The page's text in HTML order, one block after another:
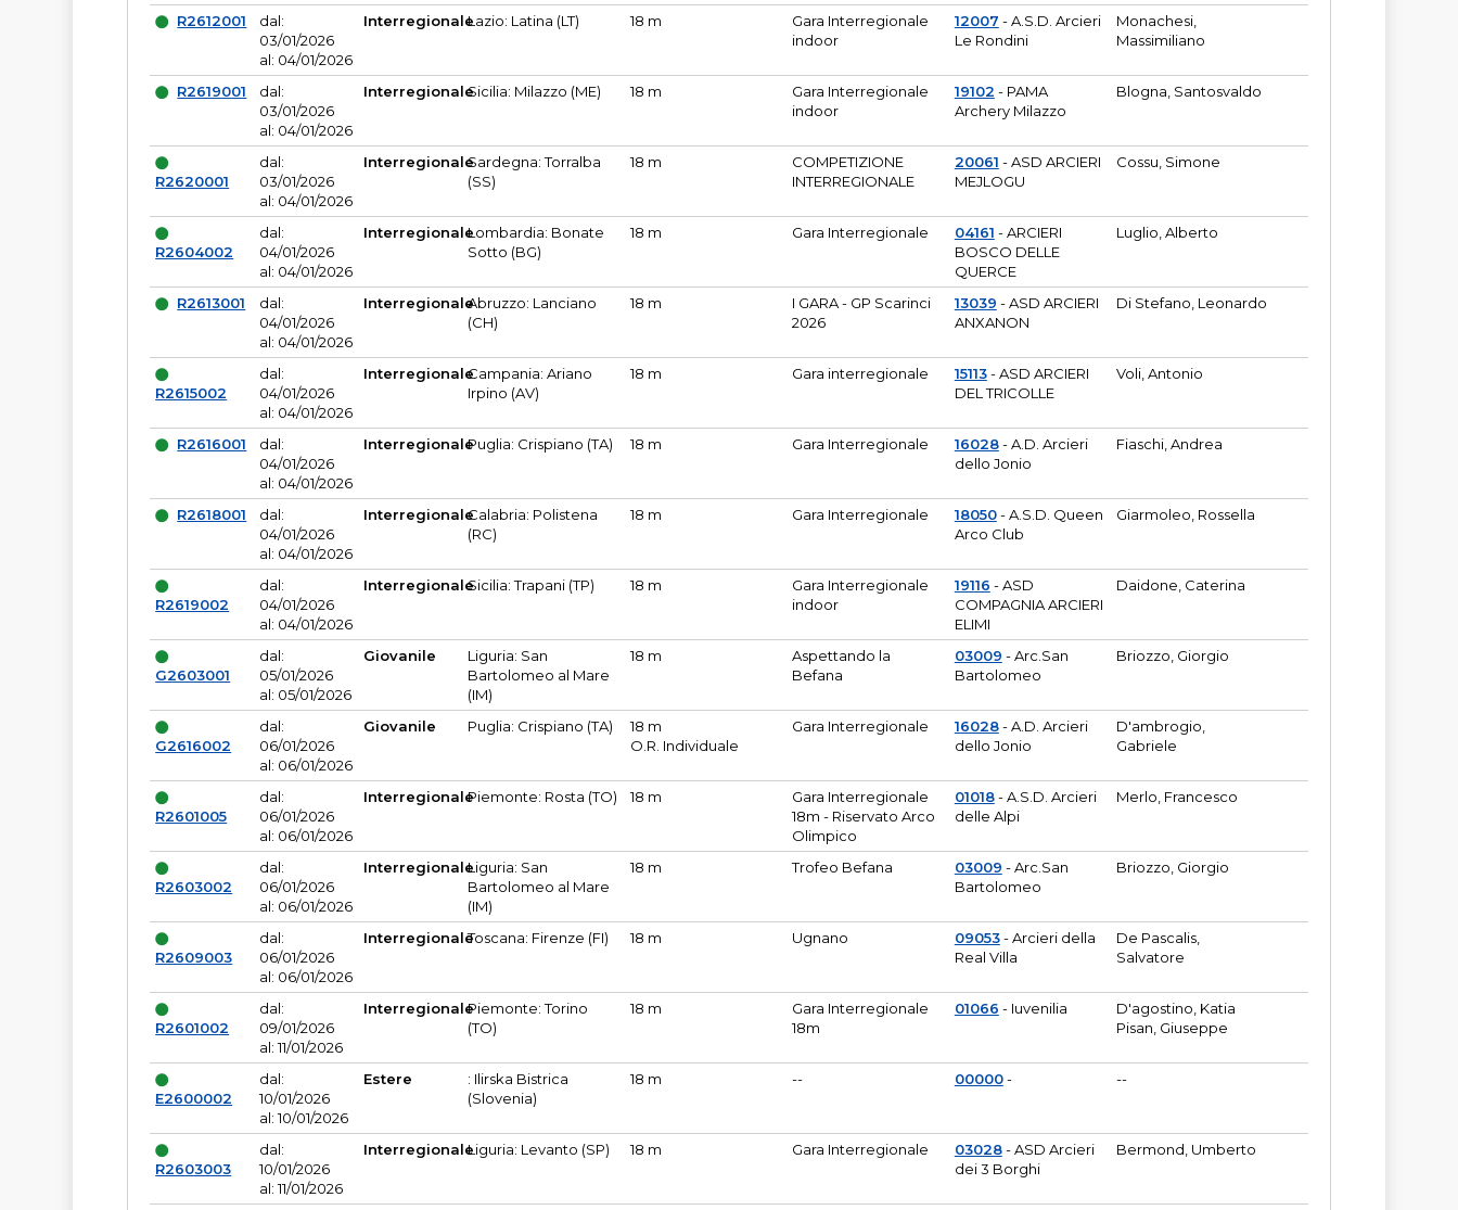
R2612001
dal:
03/01/2026
al: 04/01/2026
InterregionaleLazio: Latina (LT) 18 m
Gara Interregionale
indoor
12007 - A.S.D. Arcieri
Le Rondini
Monachesi,
Massimiliano
R2619001
dal:
03/01/2026
al: 04/01/2026
InterregionaleSicilia: Milazzo (ME) 18 m
Gara Interregionale
indoor
19102 - PAMA
Archery Milazzo
Blogna, Santosvaldo
R2620001
dal:
03/01/2026
al: 04/01/2026
InterregionaleSardegna: Torralba
(SS)
18 m
COMPETIZIONE
INTERREGIONALE
20061 - ASD ARCIERI
MEJLOGU
Cossu, Simone
R2604002
dal:
04/01/2026
al: 04/01/2026
InterregionaleLombardia: Bonate
Sotto (BG)
18 m Gara Interregionale 04161 - ARCIERI
BOSCO DELLE
QUERCE
Luglio, Alberto
R2613001
dal:
04/01/2026
al: 04/01/2026
InterregionaleAbruzzo: Lanciano
(CH)
18 m
I GARA - GP Scarinci
2026
13039 - ASD ARCIERI
ANXANON
Di Stefano, Leonardo
R2615002
dal:
04/01/2026
al: 04/01/2026
InterregionaleCampania: Ariano
Irpino (AV)
18 m Gara interregionale 15113- ASD ARCIERI
DEL TRICOLLE
Voli, Antonio
R2616001
dal:
04/01/2026
al: 04/01/2026
InterregionalePuglia: Crispiano (TA) 18 m Gara Interregionale 16028- A.D. Arcieri
dello Jonio
Fiaschi, Andrea
R2618001
dal:
04/01/2026
al: 04/01/2026
InterregionaleCalabria: Polistena
(RC)
18 m Gara Interregionale 18050- A.S.D. Queen
Arco Club
Giarmoleo, Rossella
R2619002
dal:
04/01/2026
al: 04/01/2026
InterregionaleSicilia: Trapani (TP) 18 m
Gara Interregionale
indoor
19116 - ASD
COMPAGNIA ARCIERI
ELIMI
Daidone, Caterina
G2603001
dal:
05/01/2026
al: 05/01/2026
Giovanile
Liguria: San
Bartolomeo al Mare
(IM)
18 m
Aspettando la
Befana
03009 - Arc.San
Bartolomeo
Briozzo, Giorgio
G2616002
dal:
06/01/2026
al: 06/01/2026
Giovanile Puglia: Crispiano (TA)
18 m
O.R. Individuale
Gara Interregionale 16028- A.D. Arcieri
dello Jonio
D'ambrogio,
Gabriele
R2601005
dal:
06/01/2026
al: 06/01/2026
InterregionalePiemonte: Rosta (TO) 18 m
Gara Interregionale
18m - Riservato Arco
Olimpico
01018- A.S.D. Arcieri
delle Alpi
Merlo, Francesco
R2603002
dal:
06/01/2026
al: 06/01/2026
InterregionaleLiguria: San
Bartolomeo al Mare
(IM)
18 m Trofeo Befana 03009 - Arc.San
Bartolomeo
Briozzo, Giorgio
R2609003
dal:
06/01/2026
al: 06/01/2026
InterregionaleToscana: Firenze (FI) 18 m Ugnano 09053- Arcieri della
Real Villa
De Pascalis,
Salvatore
R2601002
dal:
09/01/2026
al: 11/01/2026
InterregionalePiemonte: Torino
(TO)
18 m
Gara Interregionale
18m
01066 - Iuvenilia
D'agostino, Katia
Pisan, Giuseppe
E2600002
dal:
10/01/2026
al: 10/01/2026
Estere
: Ilirska Bistrica
(Slovenia)
18 m -- 00000- --
R2603003
dal:
10/01/2026
al: 11/01/2026
InterregionaleLiguria: Levanto (SP) 18 m Gara Interregionale 03028- ASD Arcieri
dei 3 Borghi
Bermond, Umberto